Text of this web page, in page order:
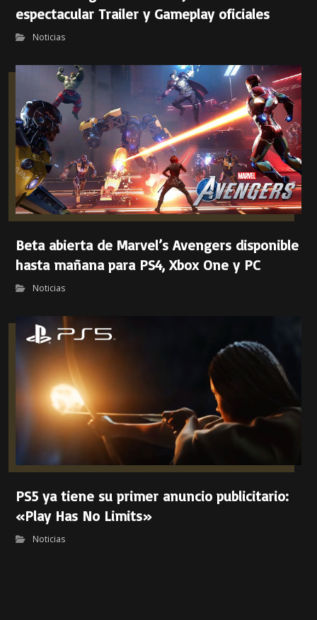
espectacular Trailer y Gameplay oficiales
Noticias
Beta abierta de Marvel’s Avengers disponible
hasta mañana para PS4, Xbox One y PC
Noticias
PS5 ya tiene su primer anuncio publicitario:
«Play Has No Limits»
Noticias